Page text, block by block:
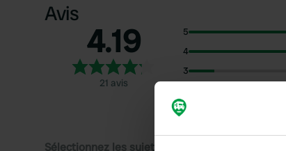
Avis
4.19
21 avis
5
4
3
1
Sélectionnez les sujets pour lire les critiques :